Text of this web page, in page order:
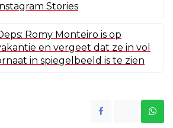
Stories
Romy Monteiro is op
en vergeet dat ze in vol
in spiegelbeeld is te zien